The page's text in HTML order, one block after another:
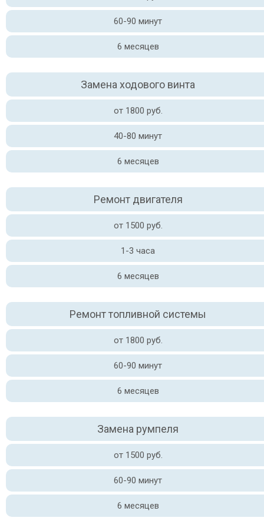
60-90 минут
6 месяцев
Замена ходового винта
от 1800 руб.
40-80 минут
6 месяцев
Ремонт двигателя
от 1500 руб.
1-3 часа
6 месяцев
Ремонт топливной системы
от 1800 руб.
60-90 минут
6 месяцев
Замена румпеля
от 1500 руб.
60-90 минут
6 месяцев